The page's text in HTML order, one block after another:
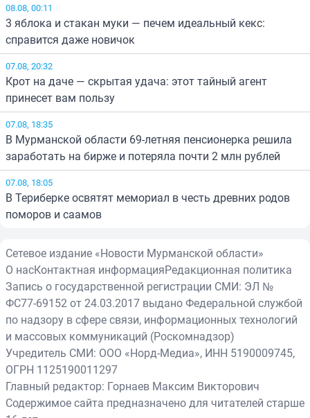
08.08, 00:11
3 яблока и стакан муки — печем идеальный кекс:
справится даже новичок
07.08, 20:32
Крот на даче — скрытая удача: этот тайный агент
принесет вам пользу
07.08, 18:35
В Мурманской области 69-летняя пенсионерка решила
заработать на бирже и потеряла почти 2 млн рублей
07.08, 18:05
В Териберке освятят мемориал в честь древних родов
поморов и саамов
Сетевое издание «Новости Мурманской области»
О насКонтактная информацияРедакционная политика
Запись о государственной регистрации СМИ: ЭЛ №
ФС77-69152 от 24.03.2017 выдано Федеральной службой
по надзору в сфере связи, информационных технологий
и массовых коммуникаций (Роскомнадзор)
Учредитель СМИ: ООО «Норд-Медиа», ИНН 5190009745,
ОГРН 1125190011297
Главный редактор: Горнаев Максим Викторович
Содержимое сайта предназначено для читателей старше